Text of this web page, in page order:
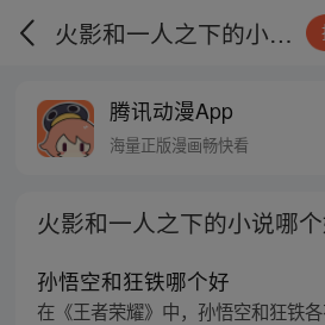
火影和一人之下的小说哪个好看些
腾讯动漫App
海量正版漫画畅快看
火影和一人之下的小说哪
孙悟空和狂铁哪个好
在《王者荣耀》中，孙悟空和狂铁